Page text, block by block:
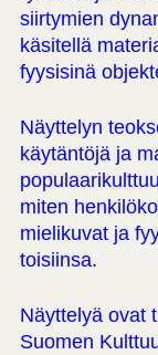
siirtymien
käsitellä
fyysisinä
Näyttelyn
käytäntöjä ja
miten
mielikuvat ja
toisiinsa.
Näyttelyä ovat
Suomen